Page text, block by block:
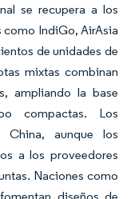
se recupera a los
como IndiGo, AirAsia
de unidades de
mixtas combinan
ampliando la base
compactas. Los
China, aunque los
a los proveedores
Naciones como